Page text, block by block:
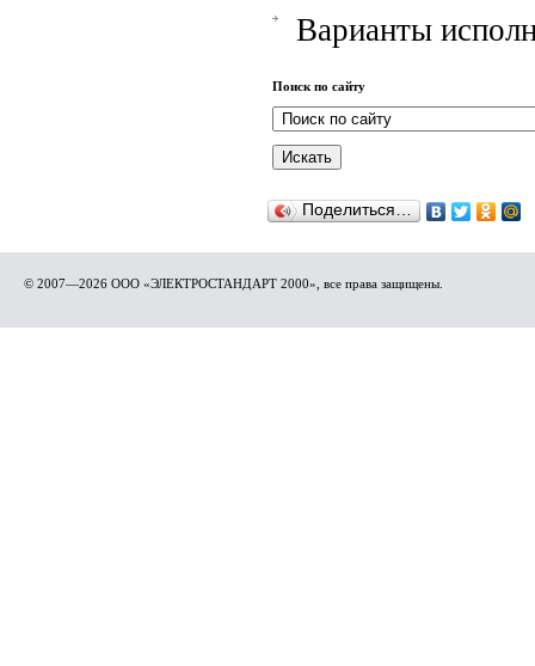
Варианты
Поиск по сайту
Поделиться…
© 2007—2026 ООО «ЭЛЕКТРОСТАНДАРТ 2000», все права защищены.